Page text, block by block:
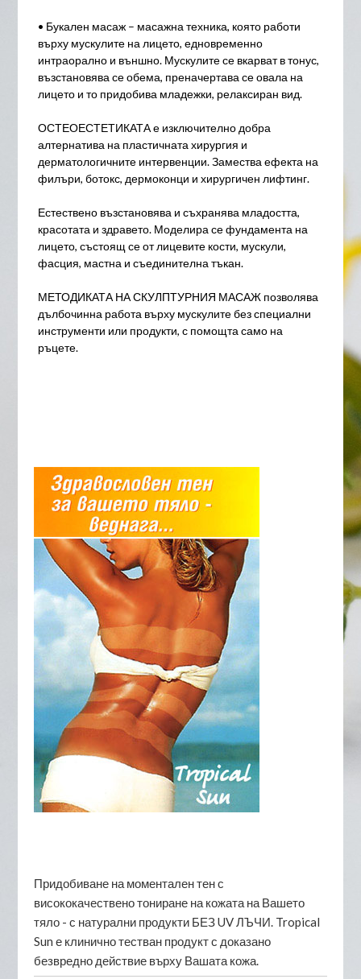
• Букален масаж – масажна техника, която работи
върху мускулите на лицето, едновременно
интраорално и външно. Мускулите се вкарват в тонус,
възстановява се обема, преначертава се овала на
лицето и то придобива младежки, релаксиран вид.
ОСТЕОЕСТЕТИКАТА е изключително добра
алтернатива на пластичната хирургия и
дерматологичните интервенции. Замества ефекта на
филъри, ботокс, дермоконци и хирургичен лифтинг.
Естествено възстановява и съхранява младостта,
красотата и здравето. Моделира се фундамента на
лицето, състоящ се от лицевите кости, мускули,
фасция, мастна и съединителна тъкан.
МЕТОДИКАТА НА СКУЛПТУРНИЯ МАСАЖ позволява
дълбочинна работа върху мускулите без специални
инструменти или продукти, с помощта само на
ръцете.
Придобиване на моментален тен с
висококачествено тониране на кожата на Вашето
тяло - с натурални продукти БЕЗ UV ЛЪЧИ. Tropical
Sun е клинично тестван продукт с доказано
безвредно действие върху Вашата кожа.